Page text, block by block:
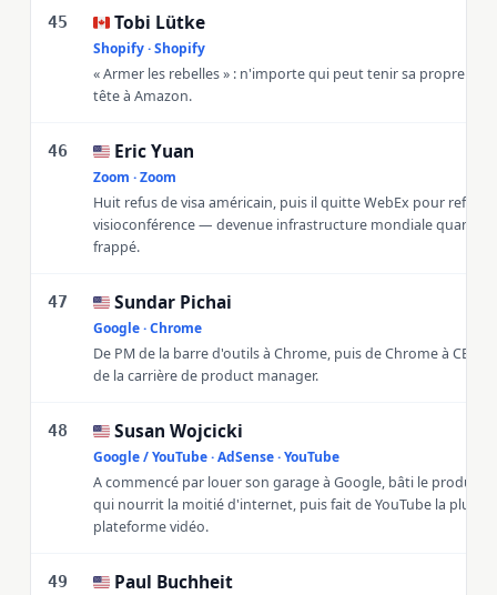
45 🇨🇦Tobi Lütke
Shopify · Shopify
« Armer les rebelles » : n'importe qui peut tenir sa propre
tête à Amazon.
46 🇺🇸Eric Yuan
Zoom · Zoom
Huit refus de visa américain, puis il quitte WebEx pour refaire
visioconférence — devenue infrastructure mondiale quand la
frappé.
47 🇺🇸Sundar Pichai
Google · Chrome
De PM de la barre d'outils à Chrome, puis de Chrome à CEO
de la carrière de product manager.
48 🇺🇸Susan Wojcicki
Google / YouTube · AdSense · YouTube
A commencé par louer son garage à Google, bâti le produit
qui nourrit la moitié d'internet, puis fait de YouTube la plus
plateforme vidéo.
49 🇺🇸Paul Buchheit